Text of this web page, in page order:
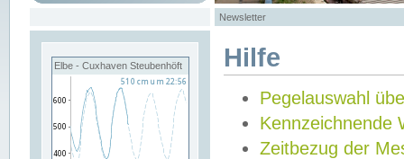
Newsletter
Elbe - Cuxhaven Steubenhöft Hilfe
Pegelauswahl
Kennzeichnende
Zeitbezug der